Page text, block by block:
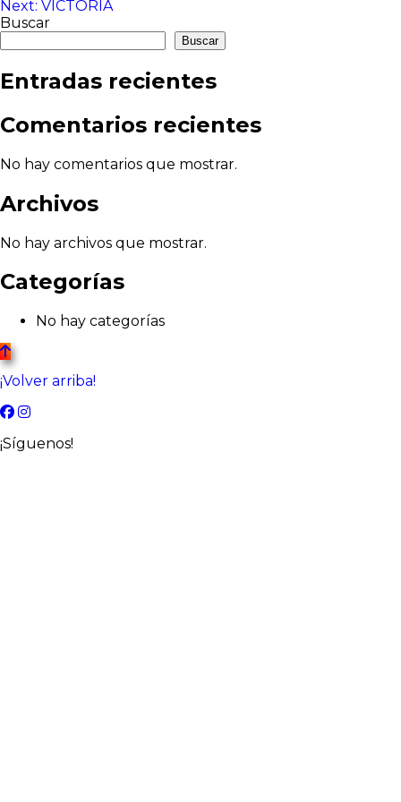
de
entradas
Next: VICTORIA
Buscar
Buscar
Entradas recientes
Comentarios recientes
No hay comentarios que mostrar.
Archivos
No hay archivos que mostrar.
Categorías
No hay categorías
¡Volver arriba!
¡Síguenos!